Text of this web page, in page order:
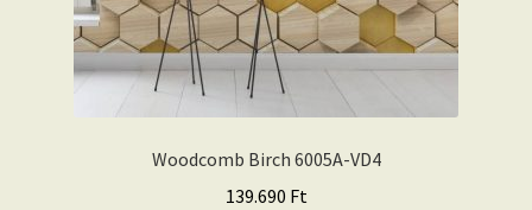
Woodcomb Birch 6005A-VD4
139.690 Ft